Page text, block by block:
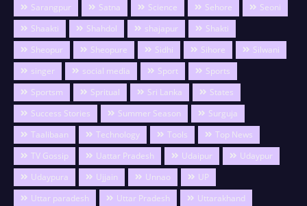
Sarangpur
Satna Science Sehore
Seoni
Shaakti
Shahdol shajapur
Shakti
Sheopur
Sheopure Sidhi Sihore
Silwani
singer
social media Sport
Sports
Sportsm
Spritual Sri Lanka
States
Success Stories
Summer Season
Surguja
Taalibaan
Technology Tools
Top News
TV Gossip
Uattar Pradesh Udaipur
Udaypur
Udaypura
Ujjain Unnao
UP
Uttar paradesh
Uttar Pradesh
Uttarakhand